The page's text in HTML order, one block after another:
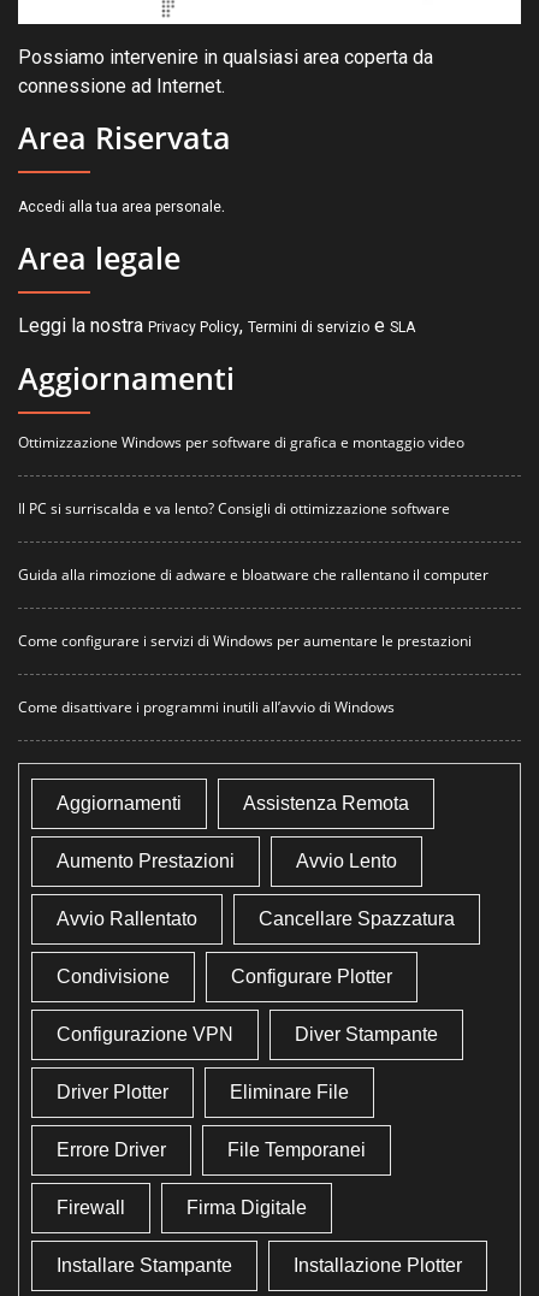
Possiamo intervenire in qualsiasi area coperta da
connessione ad Internet.
Area Riservata
Accedi alla tua area personale.
Area legale
Leggi la nostra Privacy Policy, Termini di servizio e SLA
Aggiornamenti
Ottimizzazione Windows per software di grafica e montaggio video
Il PC si surriscalda e va lento? Consigli di ottimizzazione software
Guida alla rimozione di adware e bloatware che rallentano il computer
Come configurare i servizi di Windows per aumentare le prestazioni
Come disattivare i programmi inutili all’avvio di Windows
Aggiornamenti Assistenza Remota
Aumento Prestazioni Avvio Lento
Avvio Rallentato Cancellare Spazzatura
Condivisione Configurare Plotter
Configurazione VPN Diver Stampante
Driver Plotter Eliminare File
Errore Driver File Temporanei
Firewall Firma Digitale
Installare Stampante Installazione Plotter